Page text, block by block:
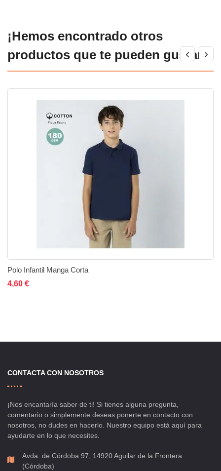
¡Hemos encontrado otros
productos que te pueden gustar!
Polo Infantil Manga Corta
4,60 €
CONTACTA CON NOSOTROS
¡Nos encantaría saber de ti! Si tienes alguna pregunta,
comentario o simplemente deseas ponerte en contacto con
nosotros, no dudes en hacerlo. Nuestro equipo está aquí para
ayudarte en lo que necesites.
Avda. de Córdoba 97, 14920 Aguilar de la Frontera
(Córdoba)